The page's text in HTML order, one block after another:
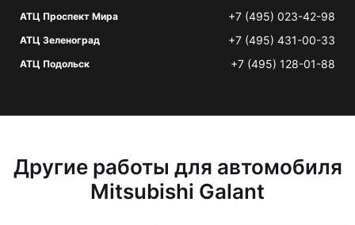
АТЦ Проспект Мира +7 (495) 023-42-98
АТЦ Зеленоград +7 (495) 431-00-33
АТЦ Подольск +7 (495) 128-01-88
Другие работы для автомобиля
Mitsubishi Galant